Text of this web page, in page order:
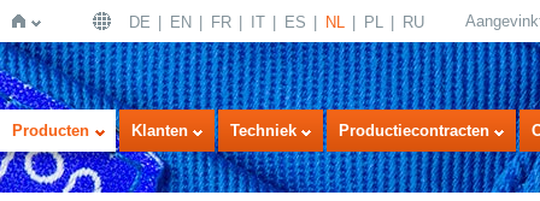
Home
DE EN FR IT ES NL PL RU
Producten Klanten Techniek Productiecontracten